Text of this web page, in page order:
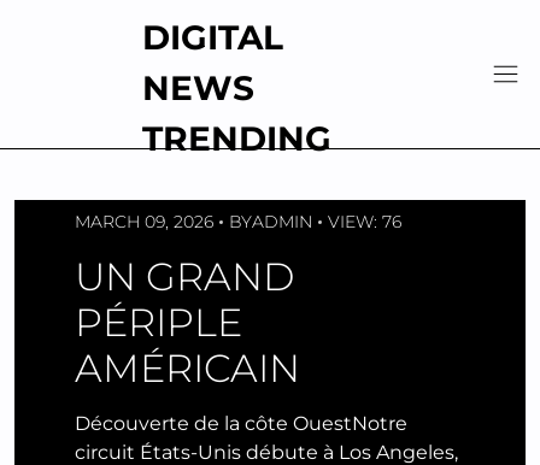
DIGITAL
NEWS
TRENDING
MARCH 09, 2026 BYADMIN VIEW: 76
UN GRAND
PÉRIPLE
AMÉRICAIN
Découverte de la côte OuestNotre
circuit États-Unis débute à Los Angeles,